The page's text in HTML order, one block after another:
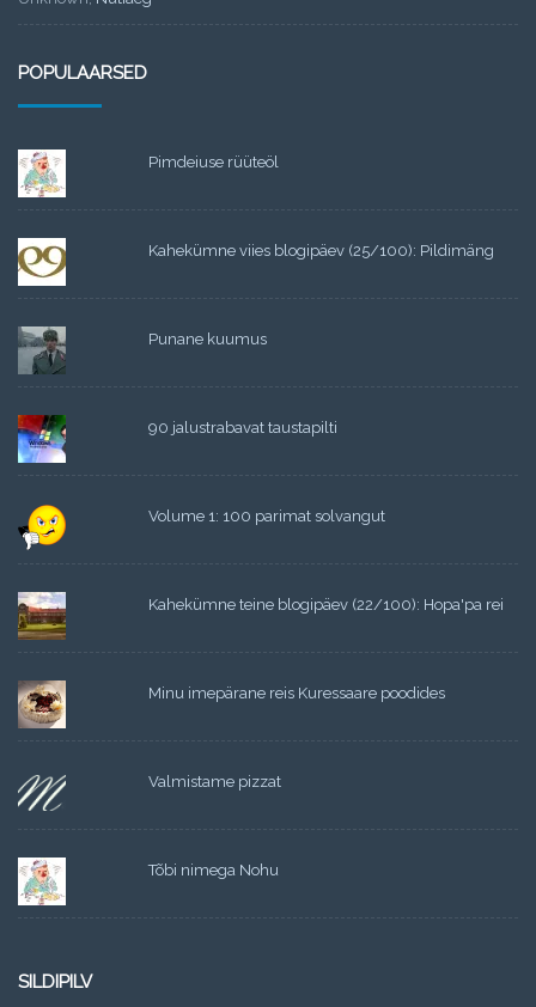
POPULAARSED
Pimdeiuse rüüteöl
Kahekümne viies blogipäev (25/100): Pildimäng
Punane kuumus
90 jalustrabavat taustapilti
Volume 1: 100 parimat solvangut
Kahekümne teine blogipäev (22/100): Hopa'pa rei
Minu imepärane reis Kuressaare poodides
Valmistame pizzat
Tõbi nimega Nohu
SILDIPILV